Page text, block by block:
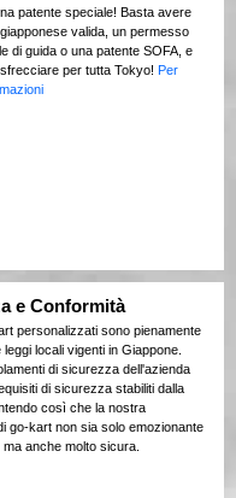
patente speciale! Basta avere
valida, un permesso
di guida o una patente SOFA, e
per tutta Tokyo! Per
e Conformità
personalizzati sono pienamente
leggi locali vigenti in Giappone.
di sicurezza dell'azienda
di sicurezza stabiliti dalla
così che la nostra
go-kart non sia solo emozionante
anche molto sicura.